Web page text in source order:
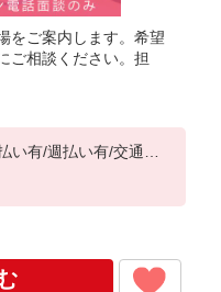
をご案内します。希望
ご相談ください。担
有/週払い有/交通費